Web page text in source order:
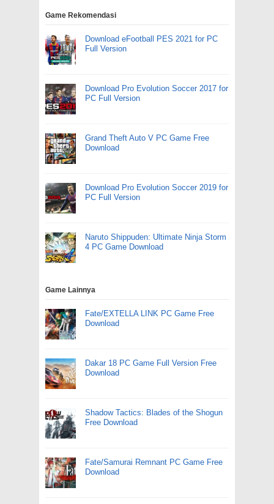
Game Rekomendasi
Download eFootball PES 2021 for PC
Full Version
Download Pro Evolution Soccer 2017 for
PC Full Version
Grand Theft Auto V PC Game Free
Download
Download Pro Evolution Soccer 2019 for
PC Full Version
Naruto Shippuden: Ultimate Ninja Storm
4 PC Game Download
Game Lainnya
Fate/EXTELLA LINK PC Game Free
Download
Dakar 18 PC Game Full Version Free
Download
Shadow Tactics: Blades of the Shogun
Free Download
Fate/Samurai Remnant PC Game Free
Download